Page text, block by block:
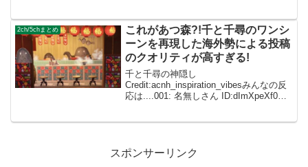
2ch/5chまとめ
これがあつ森?!千と千尋のワンシ
ーンを再現した海外勢による投稿
のクオリティが高すぎる!
千と千尋の神隠し
Credit:acnh_inspiration_vibesみんなの反
応は....001: 名無しさん ID:dImXpeXf0ま
スポンサーリンク